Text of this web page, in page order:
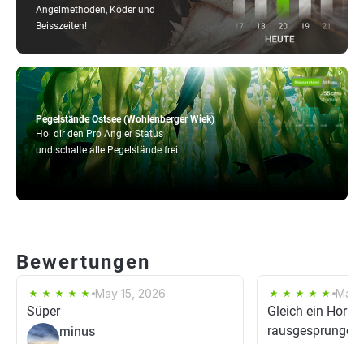
Pegelstände Ostsee (Wohlenberger Wiek)
Hol dir den Pro Angler Status
und schalte alle Pegelstände frei
Angelmethoden, Köder und
Beisszeiten!
Bewertungen
May 15, 2026
Süper
minus
May
Gleich ein